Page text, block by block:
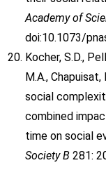
Academy of
doi:10.1073/
Kocher, S.D.,
M.A.,
social
combined
time on social
Society B 281: